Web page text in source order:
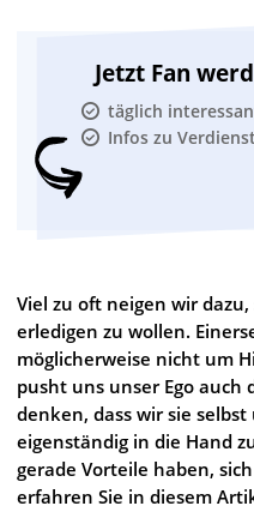
Jetzt Fan
täglich
Infos zu
Viel zu oft neigen wir
erledigen zu wollen.
möglicherweise nicht um
pusht uns unser Ego auch
denken, dass wir sie
eigenständig in die Hand
gerade Vorteile haben,
erfahren Sie in diesem